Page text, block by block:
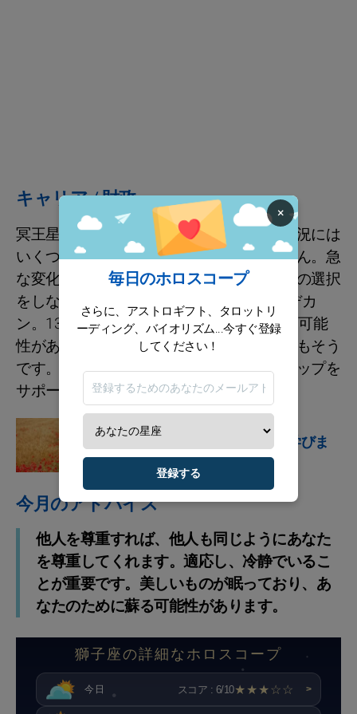
キャリア / 財政
冥王星の改革的な影響により、契約上の状況には
いくつかの驚きが待っているかもしれません。急
な変化に適応するか、変化を具現化するかの選択
をしなければならないでしょう、特に1stデカ
ン。13日以降は、金銭的な援助をもたらす可能
性がある金星が期待でき、地方や法的援助もそう
です。また、木星はあなたのパートナーシップを
サポートしています。
星占い
来年についての全てを学びま
しょう
今月のアドバイス
他人を尊重すれば、他人も同じようにあなた
を尊重してくれます。適応し、冷静でいるこ
とが重要です。美しいものが眠っており、あ
なたのために蘇る可能性があります。
獅子座の詳細なホロスコープ
今日 スコア : 6/10★★★☆☆ >
×
毎日のホロスコープ
さらに、アストロギフト、タロットリ
ーディング、バイオリズム...今すぐ登録
してください！
登録する